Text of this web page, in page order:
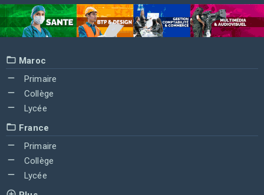
Maroc
Primaire
Collège
Lycée
France
Primaire
Collège
Lycée